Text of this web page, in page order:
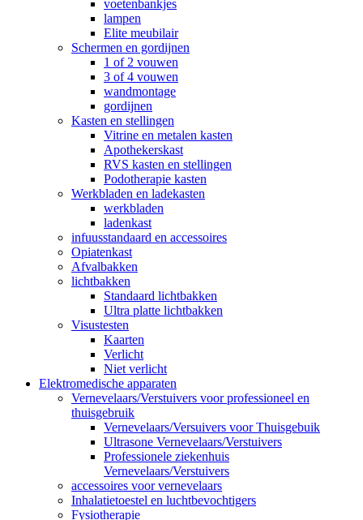
voetenbankjes
lampen
Elite meubilair
Schermen en gordijnen
1 of 2 vouwen
3 of 4 vouwen
wandmontage
gordijnen
Kasten en stellingen
Vitrine en metalen kasten
Apothekerskast
RVS kasten en stellingen
Podotherapie kasten
Werkbladen en ladekasten
werkbladen
ladenkast
infuusstandaard en accessoires
Opiatenkast
Afvalbakken
lichtbakken
Standaard lichtbakken
Ultra platte lichtbakken
Visustesten
Kaarten
Verlicht
Niet verlicht
Elektromedische apparaten
Vernevelaars/Verstuivers voor professioneel en
thuisgebruik
Vernevelaars/Versuivers voor Thuisgebuik
Ultrasone Vernevelaars/Verstuivers
Professionele ziekenhuis
Vernevelaars/Verstuivers
accessoires voor vernevelaars
Inhalatietoestel en luchtbevochtigers
Fysiotherapie